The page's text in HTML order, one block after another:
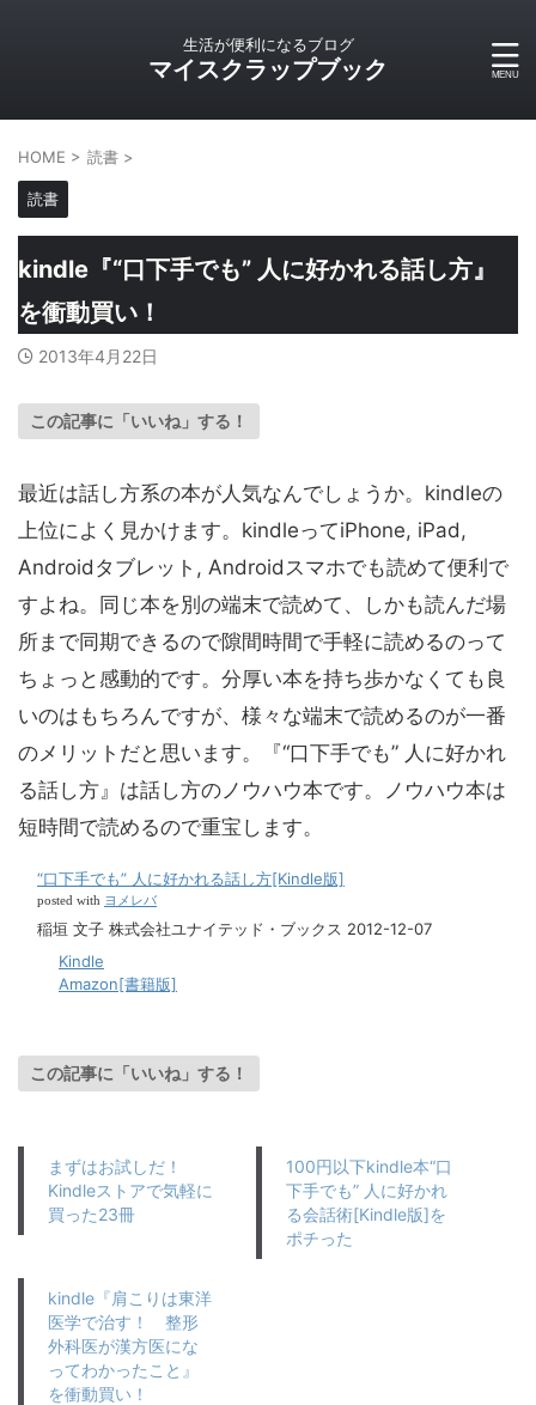
生活が便利になるブログ
マイスクラップブック
HOME > 読書 >
読書
kindle『“口下手でも” 人に好かれる話し方』
を衝動買い！
2013年4月22日
この記事に「いいね」する！
最近は話し方系の本が人気なんでしょうか。kindleの
上位によく見かけます。kindleってiPhone, iPad,
Androidタブレット, Androidスマホでも読めて便利で
すよね。同じ本を別の端末で読めて、しかも読んだ場
所まで同期できるので隙間時間で手軽に読めるのって
ちょっと感動的です。分厚い本を持ち歩かなくても良
いのはもちろんですが、様々な端末で読めるのが一番
のメリットだと思います。『“口下手でも” 人に好かれ
る話し方』は話し方のノウハウ本です。ノウハウ本は
短時間で読めるので重宝します。
“口下手でも” 人に好かれる話し方[Kindle版]
posted with ヨメレバ
稲垣 文子 株式会社ユナイテッド・ブックス 2012-12-07
Kindle
Amazon[書籍版]
この記事に「いいね」する！
まずはお試しだ！
Kindleストアで気軽に
買った23冊
100円以下kindle本“口
下手でも” 人に好かれ
る会話術[Kindle版]を
ポチった
kindle『肩こりは東洋
医学で治す！ 整形
外科医が漢方医にな
ってわかったこと』
を衝動買い！